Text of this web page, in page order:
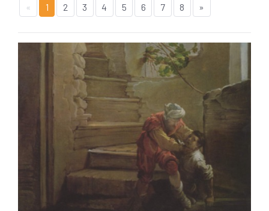
« 1 2 3 4 5 6 7 8 »